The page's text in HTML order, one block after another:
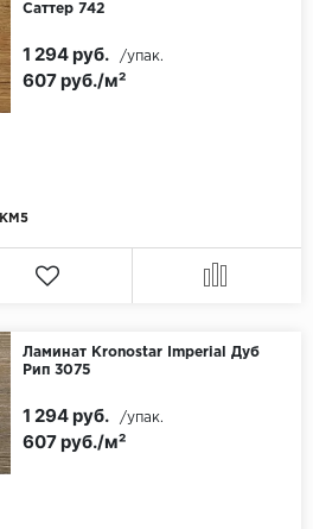
SPC DEW
Саттер 742
КМ5
607 руб./м²
1 294 руб. /упак.
Ламинат Kronostar Imperial Дуб
Рип 3075
607 руб./м²
1 294 руб. /упак.